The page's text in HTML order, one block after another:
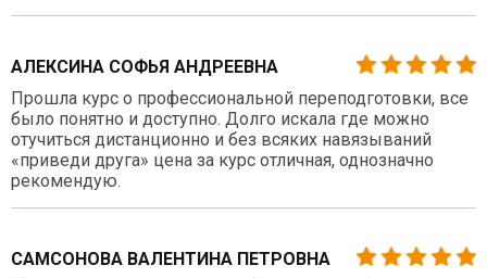
АЛЕКСИНА СОФЬЯ АНДРЕЕВНА
Прошла курс о профессиональной переподготовки, все
было понятно и доступно. Долго искала где можно
отучиться дистанционно и без всяких навязываний
«приведи друга» цена за курс отличная, однозначно
рекомендую.
САМСОНОВА ВАЛЕНТИНА ПЕТРОВНА